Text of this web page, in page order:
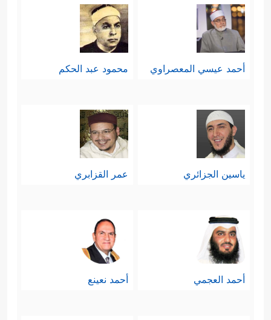
﴿فَلَوۡلَا نَصَرَهُمُ ٱلَّذِینَ ٱتَّخَذُواْ مِن دُونِ ٱللَّهِ قُرۡبَانًا
ءَالِهَةَۢۖ بَلۡ ضَلُّواْ عَنۡهُمۡۚ وَذَ ٰ⁠لِكَ إِفۡكُهُمۡ وَمَا كَانُواْ
یَفۡتَرُونَ﴾
أحمد عيسي المعصراوي محمود عبد الحكم
ياسين الجزائري عمر القزابري
أحمد العجمي أحمد نعينع